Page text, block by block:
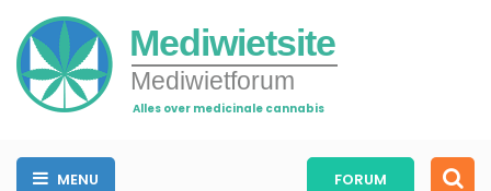
Mediwietsite
Mediwietforum
Alles over medicinale cannabis
MENU FORUM